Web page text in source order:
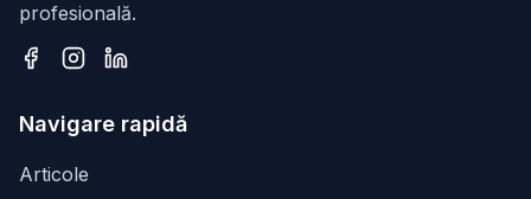
profesională.
Navigare rapidă
Articole